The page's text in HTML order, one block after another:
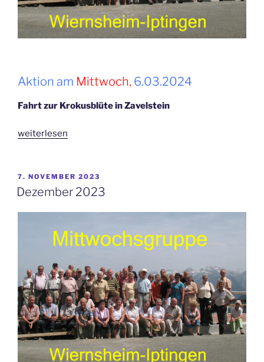
Aktion am Mittwoch, 6.03.2024
Fahrt zur Krokusblüte in Zavelstein
„März
weiterlesen
VERÖFFENTLICHT
AM
7. NOVEMBER 2023
Dezember 2023